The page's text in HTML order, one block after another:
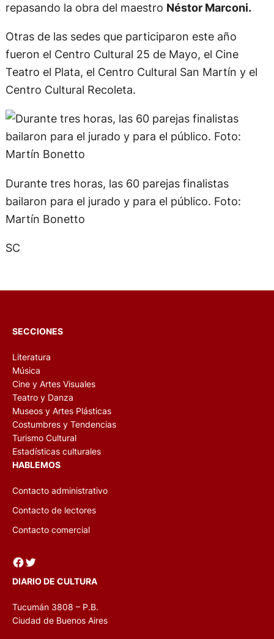
repasando la obra del maestro Néstor Marconi.
Otras de las sedes que participaron este año
fueron el Centro Cultural 25 de Mayo, el Cine
Teatro el Plata, el Centro Cultural San Martín y el
Centro Cultural Recoleta.
Durante tres horas, las 60 parejas finalistas
bailaron para el jurado y para el público. Foto:
Martín Bonetto
SC
SECCIONES
Literatura
Música
Cine y Artes Visuales
Teatro y Danza
Museos y Artes Plásticas
Costumbres y Tendencias
Turismo Cultural
Estadísticas culturales
HABLEMOS
Contacto administrativo
Contacto de lectores
Contacto comercial
Facebook Twitter
DIARIO DE CULTURA
Tucumán 3808 – P.B.
Ciudad de Buenos Aires